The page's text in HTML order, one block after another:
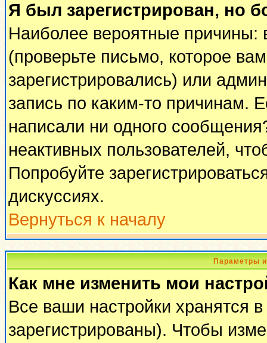
Я был зарегистрирован, но
Наиболее вероятные причины:
(проверьте письмо, которое
зарегистрировались) или
запись по каким-то причинам.
написали ни одного
неактивных пользователей,
Попробуйте
дискуссиях.
Вернуться к началу
Параметры
Как мне изменить мои
Все ваши настройки хранятся
зарегистрированы). Чтобы